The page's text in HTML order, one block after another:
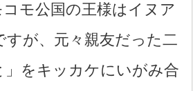
モ公国の王様はイヌア
すが、元々親友だった二
」をキッカケにいがみ合